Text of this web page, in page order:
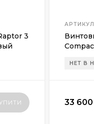
3
НЕТ В
33 600